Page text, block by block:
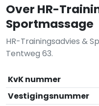
Over HR-
Sportmassage
HR-Trainingsadvies &
Tentweg 63.
KvK nummer
Vestigingsnummer